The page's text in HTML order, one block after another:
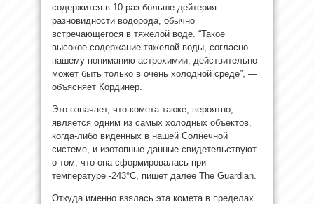
содержится в 10 раз больше дейтерия —
разновидности водорода, обычно
встречающегося в тяжелой воде. “Такое
высокое содержание тяжелой воды, согласно
нашему пониманию астрохимии, действительно
может быть только в очень холодной среде”, —
объясняет Кординер.
Это означает, что комета также, вероятно,
является одним из самых холодных объектов,
когда-либо виденных в нашей Солнечной
системе, и изотопные данные свидетельствуют
о том, что она сформировалась при
температуре -243°C, пишет далее The Guardian.
Откуда именно взялась эта комета в пределах